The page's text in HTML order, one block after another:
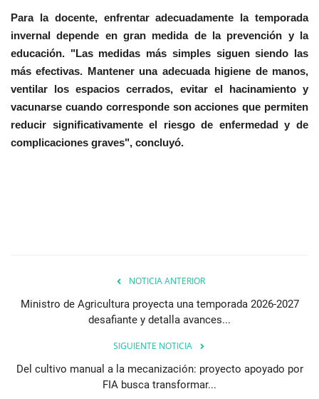
Para la docente, enfrentar adecuadamente la temporada
invernal depende en gran medida de la prevención y la
educación. "Las medidas más simples siguen siendo las
más efectivas. Mantener una adecuada higiene de manos,
ventilar los espacios cerrados, evitar el hacinamiento y
vacunarse cuando corresponde son acciones que permiten
reducir significativamente el riesgo de enfermedad y de
complicaciones graves", concluyó.
NOTICIA ANTERIOR
Ministro de Agricultura proyecta una temporada 2026-2027
desafiante y detalla avances...
SIGUIENTE NOTICIA
Del cultivo manual a la mecanización: proyecto apoyado por
FIA busca transformar...